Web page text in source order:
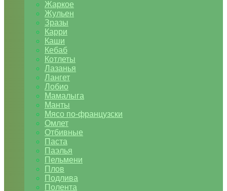
Жаркое
Жульен
Зразы
Карри
Каши
Кебаб
Котлеты
Лазанья
Лангет
Лобио
Мамалыга
Манты
Мясо по-французски
Омлет
Отбивные
Паста
Паэлья
Пельмени
Плов
Подлива
Полента